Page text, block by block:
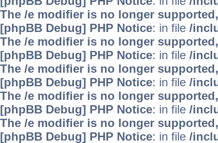
The /e modifier is no longer
[phpBB Debug] PHP Notice: in file /
The /e modifier is no longer
[phpBB Debug] PHP Notice: in file /
The /e modifier is no longer
[phpBB Debug] PHP Notice: in file /
The /e modifier is no longer
[phpBB Debug] PHP Notice: in file /
The /e modifier is no longer
[phpBB Debug] PHP Notice: in file /